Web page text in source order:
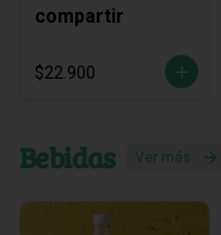
compartir
$22.900
Bebidas Ver más